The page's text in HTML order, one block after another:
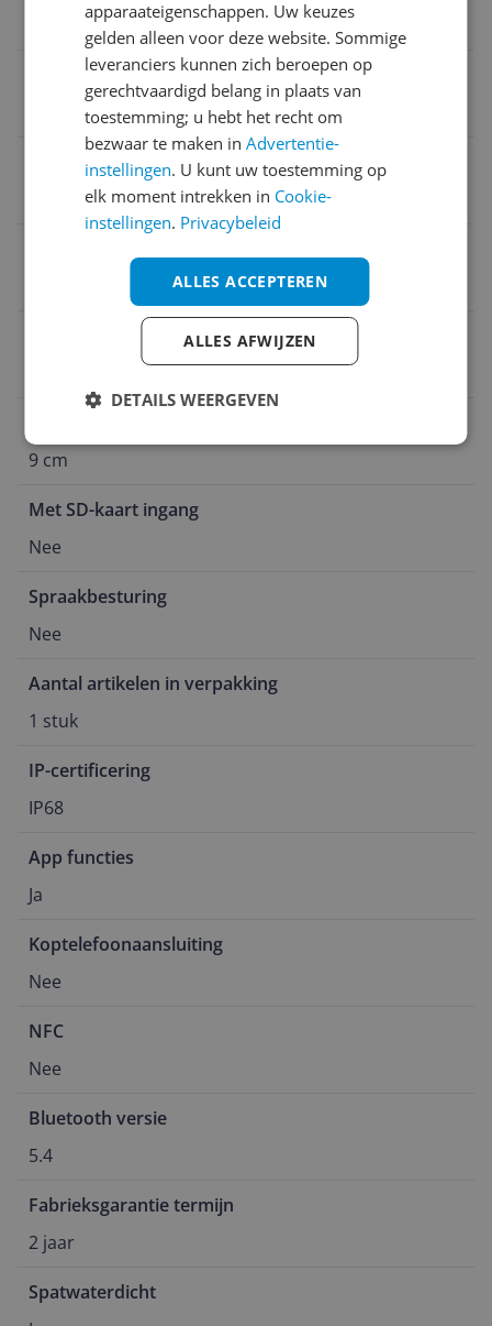
Snelstartgids
Ontvangst
Smart Home Platform
9 cm
Met SD-kaart ingang
Nee
Spraakbesturing
Nee
Aantal artikelen in verpakking
1 stuk
IP-certificering
IP68
App functies
Ja
Koptelefoonaansluiting
Nee
NFC
Nee
Bluetooth versie
5.4
Fabrieksgarantie termijn
2 jaar
Spatwaterdicht
apparaateigenschappen. Uw keuzes
gelden alleen voor deze website. Sommige
leveranciers kunnen zich beroepen op
gerechtvaardigd belang in plaats van
toestemming; u hebt het recht om
bezwaar te maken inAdvertentie-
instellingen. U kunt uw toestemming op
elk moment intrekken in Cookie-
instellingen. Privacybeleid
ALLES ACCEPTEREN
ALLES AFWIJZEN
DETAILS WEERGEVEN